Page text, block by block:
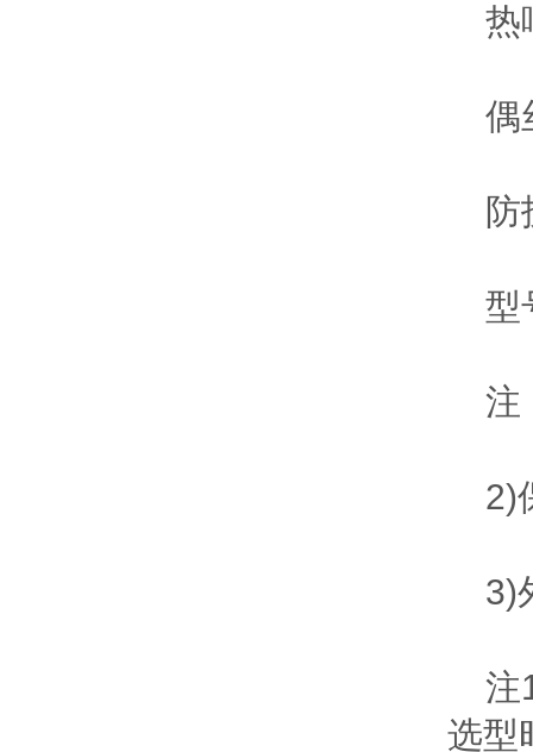
热
偶
防
型
注
2)
3)
注1
选型